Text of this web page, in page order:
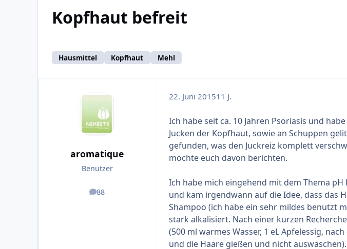
Kopfhaut befreit
Hausmittel Kopfhaut Mehl
aromatique
Benutzer
88
Beiträge
22. Juni 201511 J.
Ich habe seit ca. 10 Jahren Psoriasis und
Jucken der Kopfhaut, sowie an Schuppen
gefunden, was den Juckreiz komplett
möchte euch davon berichten.
Ich habe mich eingehend mit dem Thema
und kam irgendwann auf die Idee, dass das
Shampoo (ich habe ein sehr mildes benutzt
stark alkalisiert. Nach einer kurzen
(500 ml warmes Wasser, 1 eL Apfelessig,
und die Haare gießen und nicht